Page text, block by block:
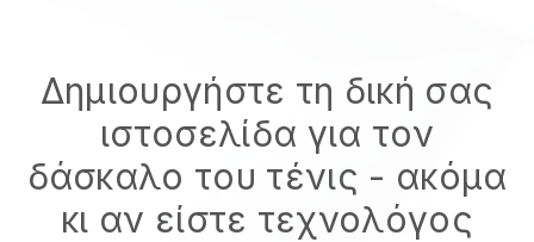
Δημιουργήστε τη δική σας
ιστοσελίδα για τον
δάσκαλο του τένις - ακόμα
κι αν είστε τεχνολόγος